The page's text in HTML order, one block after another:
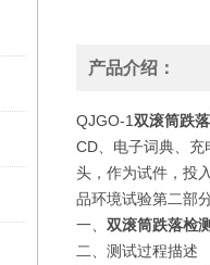
产品介绍：
QJGO-1双滚筒跌
CD、电子词典、
头，作为试件，投
品环境试验第二部
一、 双滚筒跌落检
二、测试过程描述